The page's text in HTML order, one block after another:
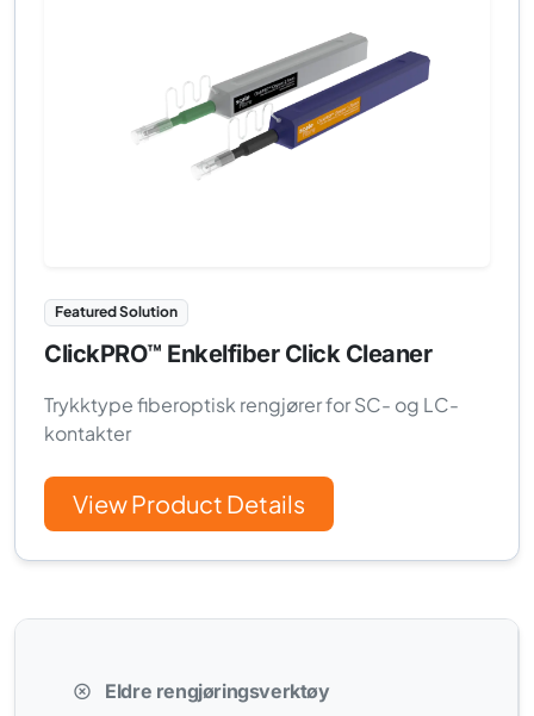
Featured Solution
ClickPRO™ Enkelfiber Click Cleaner
Trykktype fiberoptisk rengjører for SC- og LC-
kontakter
View Product Details
Eldre rengjøringsverktøy